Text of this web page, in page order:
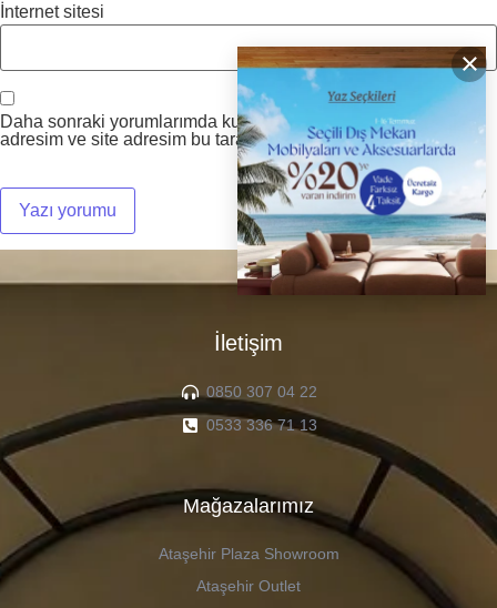
×
İnternet sitesi
Daha sonraki yorumlarımda kullanılması için adım, e-posta
adresim ve site adresim bu tarayıcıya kaydedilsin.
İletişim
0850 307 04 22
0533 336 71 13
Mağazalarımız
Ataşehir Plaza Showroom
Ataşehir Outlet